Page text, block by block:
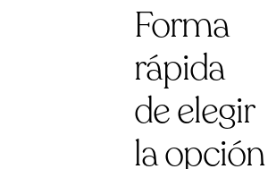
Forma
rápida
de elegir
la opción